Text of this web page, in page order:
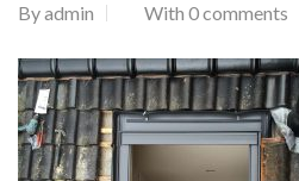
Byadmin With 0 comments